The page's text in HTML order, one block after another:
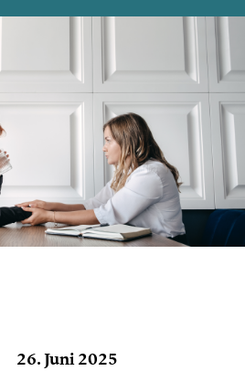
26. Juni 2025